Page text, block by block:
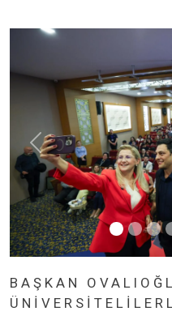
BAŞKAN